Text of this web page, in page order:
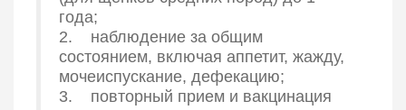
года;
2. наблюдение за общим
состоянием, включая аппетит, жажду,
мочеиспускание, дефекацию;
3. повторный прием и вакцинация